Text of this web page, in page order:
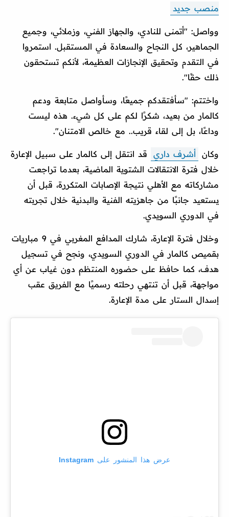
منصب جديد
وواصل: "أتمنى للنادي، والجهاز الفني، وزملائي، وجميع
الجماهير، كل النجاح والسعادة في المستقبل. استمروا
في التقدم وتحقيق الإنجازات العظيمة، لأنكم تستحقون
ذلك حقًا".
واختتم: "سأفتقدكم جميعًا، وسأواصل متابعة ودعم
كالمار من بعيد، شكرًا لكم على كل شيء. هذه ليست
وداعًا، بل إلى لقاء قريب.. مع خالص الامتنان".
وكان أشرف داري
قد انتقل إلى كالمار على سبيل الإعارة
خلال فترة الانتقالات الشتوية الماضية، بعدما تراجعت
مشاركاته مع الأهلي نتيجة الإصابات المتكررة، قبل أن
يستعيد جانبًا من جاهزيته الفنية والبدنية خلال تجربته
في الدوري السويدي.
وخلال فترة الإعارة، شارك المدافع المغربي في 9 مباريات
بقميص كالمار في الدوري السويدي، ونجح في تسجيل
هدف، كما حافظ على حضوره المنتظم دون غياب عن أي
مواجهة، قبل أن تنتهي رحلته رسميًا مع الفريق عقب
إسدال الستار على مدة الإعارة.
عرض هذا المنشور على Instagram